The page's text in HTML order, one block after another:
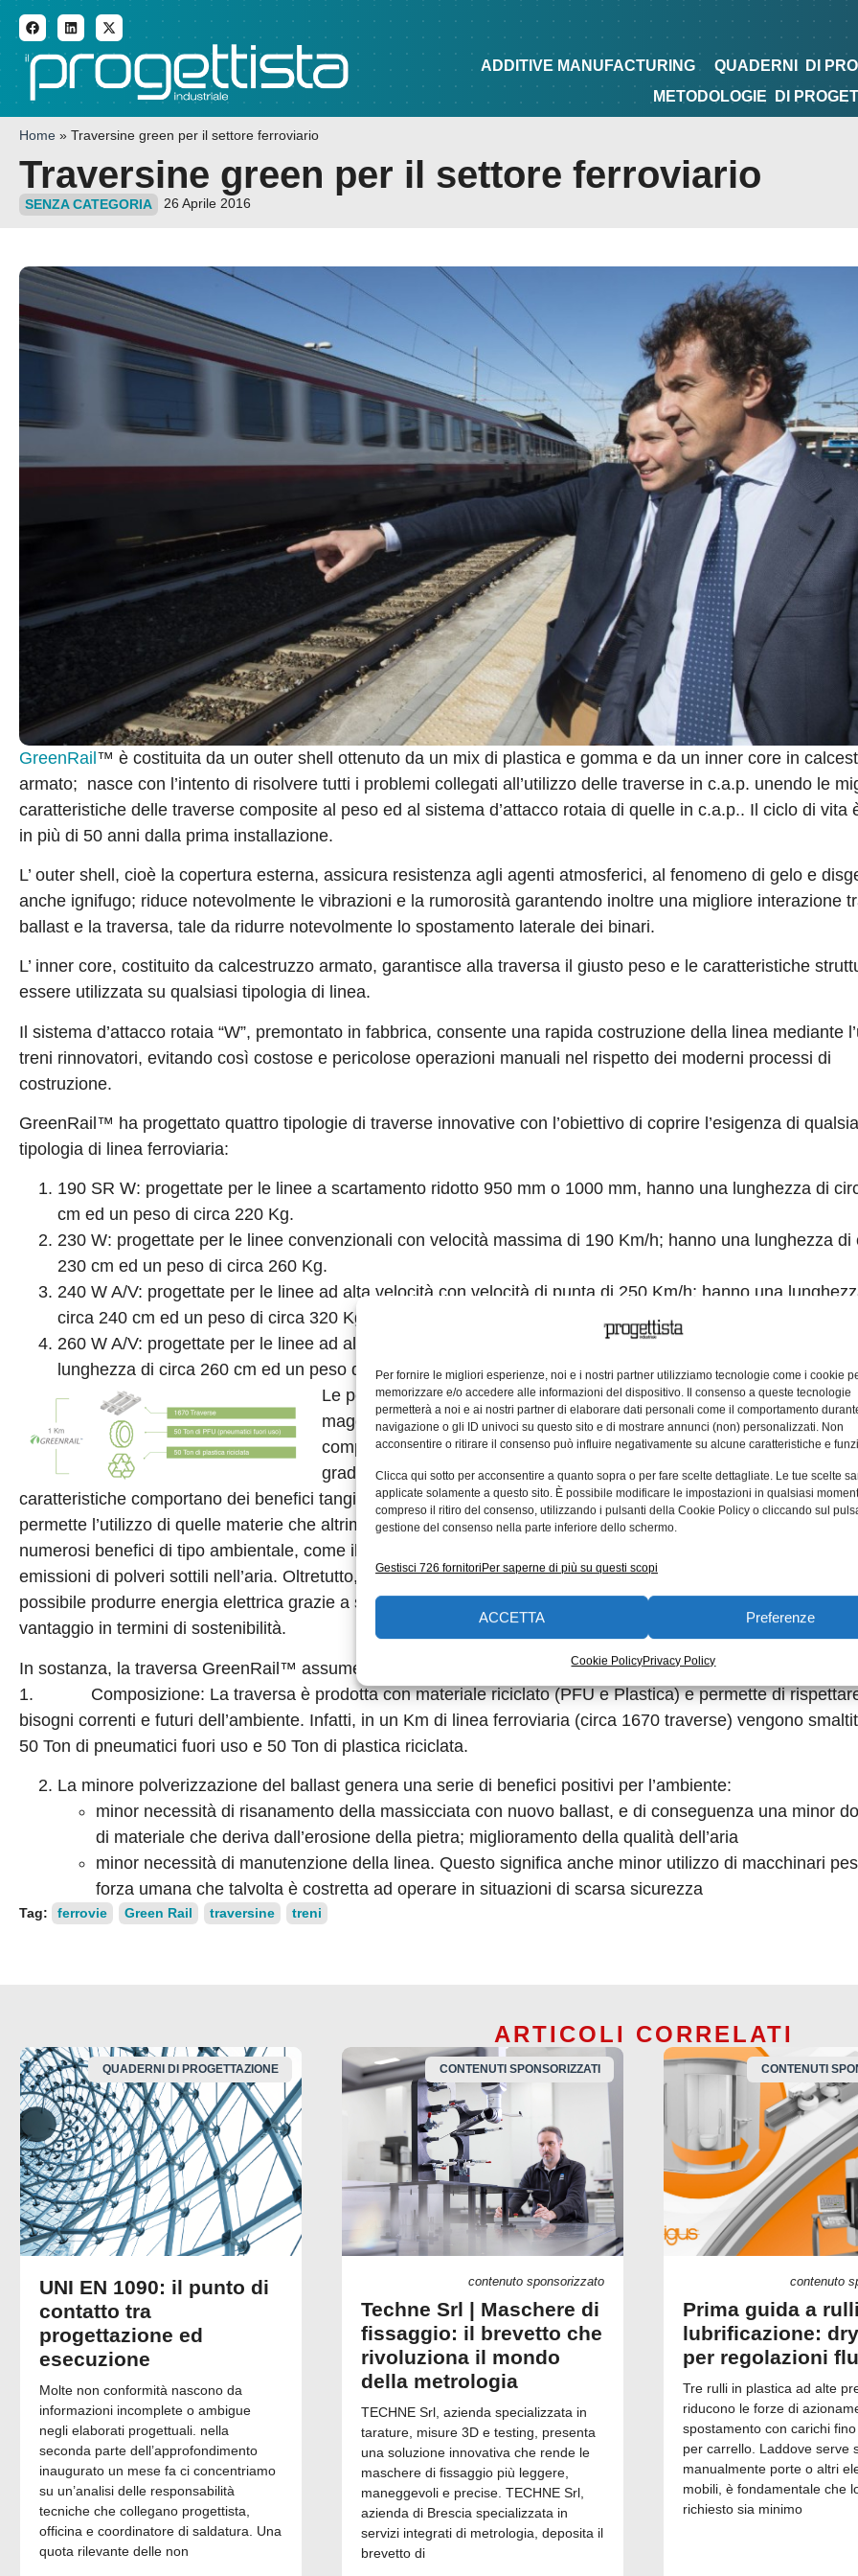
Per fornire le migliori esperienze, noi e i nostri partner utilizziamo tecnologie come i cookie
memorizzare e/o accedere alle informazioni del dispositivo. Il consenso a queste tecnologie
permetterà a noi e ai nostri partner di elaborare dati personali come il comportamento
navigazione o gli ID univoci su questo sito e di mostrare annunci (non) personalizzati. Non
acconsentire o ritirare il consenso può influire negativamente su alcune caratteristiche e
Clicca qui sotto per acconsentire a quanto sopra o per fare scelte dettagliate. Le tue scelte
applicate solamente a questo sito. È possibile modificare le impostazioni in qualsiasi
compreso il ritiro del consenso, utilizzando i pulsanti della Cookie Policy o cliccando sul
gestione del consenso nella parte inferiore dello schermo.
Gestisci 726 fornitoriPer saperne di più su questi scopi
ACCETTA Preferenze
Cookie PolicyPrivacy Policy
ADDITIVE MANUFACTURING QUADERNI DI PROGETTAZIONE TIPS&TRICKS
ADDITIVE MANUFACTURING QUADERNI DI
METODOLOGIE
DI
Home » Traversine green per il settore ferroviario
Traversine green per il settore ferroviario
SENZA CATEGORIA 26 Aprile 2016
GreenRail™ è costituita da un outer shell ottenuto da un mix di plastica e gomma e da un inner core in
armato; nasce con l’intento di risolvere tutti i problemi collegati all’utilizzo delle traverse in c.a.p. unendo le
caratteristiche delle traverse composite al peso ed al sistema d’attacco rotaia di quelle in c.a.p.. Il ciclo di vita
in più di 50 anni dalla prima installazione.
L’ outer shell, cioè la copertura esterna, assicura resistenza agli agenti atmosferici, al fenomeno di gelo e
anche ignifugo; riduce notevolmente le vibrazioni e la rumorosità garantendo inoltre una migliore interazione
ballast e la traversa, tale da ridurre notevolmente lo spostamento laterale dei binari.
L’ inner core, costituito da calcestruzzo armato, garantisce alla traversa il giusto peso e le caratteristiche
essere utilizzata su qualsiasi tipologia di linea.
Il sistema d’attacco rotaia “W”, premontato in fabbrica, consente una rapida costruzione della linea mediante
treni rinnovatori, evitando così costose e pericolose operazioni manuali nel rispetto dei moderni processi di
costruzione.
GreenRail™ ha progettato quattro tipologie di traverse innovative con l’obiettivo di coprire l’esigenza di
tipologia di linea ferroviaria:
190 SR W: progettate per le linee a scartamento ridotto 950 mm o 1000 mm, hanno una lunghezza di
cm ed un peso di circa 220 Kg.
230 W: progettate per le linee convenzionali con velocità massima di 190 Km/h; hanno una lunghezza di
230 cm ed un peso di circa 260 Kg.
240 W A/V: progettate per le linee ad alta velocità con velocità di punta di 250 Km/h; hanno una
circa 240 cm ed un peso di circa 320 Kg.
260 W A/V: progettate per le linee ad alta velocità con velocità di punta superiore ai 250 Km/h; hanno una
lunghezza di circa 260 cm ed un peso di circa 350 Kg.
Le performance sotto il profilo ambientale della traversa GreenRail™
maggiori rispetto a quelle delle traverse in c.a.p. e, se paragonate con i
competitors internazionali, oltre ad essere ottenuta da materiale
grado di ridurre l’impatto acustico e richiede un minore uso di risorse.
caratteristiche comportano dei benefici tangibili in termini di sostenibilità ambientale; l’uso di materiali di riciclo
permette l’utilizzo di quelle materie che altrimenti sarebbero difficili da smaltire. Vantaggio implementato da altri
numerosi benefici di tipo ambientale, come il decremento nel consumo di ballast e la conseguente diminuzione
emissioni di polveri sottili nell’aria. Oltretutto, per la peculiarità della composizione della traversa GreenRail™, è
possibile produrre energia elettrica grazie a sistemi piezoelettrici o fotovoltaici integrati. Questo si traduce in
vantaggio in termini di sostenibilità.
In sostanza, la traversa GreenRail™ assume caratteri ecosostenibili grazie a due principali aspetti:
1. Composizione: La traversa è prodotta con materiale riciclato (PFU e Plastica) e permette di
bisogni correnti e futuri dell’ambiente. Infatti, in un Km di linea ferroviaria (circa 1670 traverse) vengono
50 Ton di pneumatici fuori uso e 50 Ton di plastica riciclata.
La minore polverizzazione del ballast genera una serie di benefici positivi per l’ambiente:
minor necessità di risanamento della massicciata con nuovo ballast, e di conseguenza una minor
di materiale che deriva dall’erosione della pietra; miglioramento della qualità dell’aria
minor necessità di manutenzione della linea. Questo significa anche minor utilizzo di macchinari
forza umana che talvolta è costretta ad operare in situazioni di scarsa sicurezza
Tag: ferrovie Green Rail traversine treni
ARTICOLI CORRELATI
QUADERNI DI PROGETTAZIONE
UNI EN 1090: il punto di
contatto tra
progettazione ed
esecuzione
Molte non conformità nascono da
informazioni incomplete o ambigue
negli elaborati progettuali. nella
seconda parte dell’approfondimento
inaugurato un mese fa ci concentriamo
su un’analisi delle responsabilità
tecniche che collegano progettista,
officina e coordinatore di saldatura. Una
quota rilevante delle non
CONTENUTI SPONSORIZZATI
contenuto sponsorizzato
Techne Srl | Maschere di
fissaggio: il brevetto che
rivoluziona il mondo
della metrologia
TECHNE Srl, azienda specializzata in
tarature, misure 3D e testing, presenta
una soluzione innovativa che rende le
maschere di fissaggio più leggere,
maneggevoli e precise. TECHNE Srl,
azienda di Brescia specializzata in
servizi integrati di metrologia, deposita il
brevetto di
CONTENUTI
contenuto
Prima guida a
lubrificazione:
per regolazioni
Tre rulli in plastica ad alte
riducono le forze di
spostamento con carichi
per carrello. Laddove serve
manualmente porte o altri
mobili, è fondamentale che
richiesto sia minimo